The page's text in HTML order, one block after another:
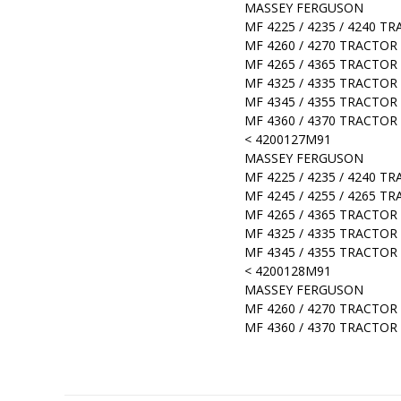
MASSEY FERGUSON
MF 4225 / 4235 / 4240
MF 4260 / 4270 TRACTOR
MF 4265 / 4365 TRACTOR
MF 4325 / 4335 TRACTOR
MF 4345 / 4355 TRACTOR
MF 4360 / 4370 TRACTOR
< 4200127M91
MASSEY FERGUSON
MF 4225 / 4235 / 4240
MF 4245 / 4255 / 4265
MF 4265 / 4365 TRACTOR
MF 4325 / 4335 TRACTOR
MF 4345 / 4355 TRACTOR
< 4200128M91
MASSEY FERGUSON
MF 4260 / 4270 TRACTOR
MF 4360 / 4370 TRACTOR